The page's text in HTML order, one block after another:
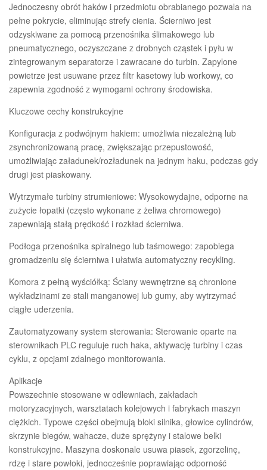
Jednoczesny obrót haków i przedmiotu obrabianego pozwala na
pełne pokrycie, eliminując strefy cienia. Ścierniwo jest
odzyskiwane za pomocą przenośnika ślimakowego lub
pneumatycznego, oczyszczane z drobnych cząstek i pyłu w
zintegrowanym separatorze i zawracane do turbin. Zapylone
powietrze jest usuwane przez filtr kasetowy lub workowy, co
zapewnia zgodność z wymogami ochrony środowiska.
Kluczowe cechy konstrukcyjne
Konfiguracja z podwójnym hakiem: umożliwia niezależną lub
zsynchronizowaną pracę, zwiększając przepustowość,
umożliwiając załadunek/rozładunek na jednym haku, podczas gdy
drugi jest piaskowany.
Wytrzymałe turbiny strumieniowe: Wysokowydajne, odporne na
zużycie łopatki (często wykonane z żeliwa chromowego)
zapewniają stałą prędkość i rozkład ścierniwa.
Podłoga przenośnika spiralnego lub taśmowego: zapobiega
gromadzeniu się ścierniwa i ułatwia automatyczny recykling.
Komora z pełną wyściółką: Ściany wewnętrzne są chronione
wykładzinami ze stali manganowej lub gumy, aby wytrzymać
ciągłe uderzenia.
Zautomatyzowany system sterowania: Sterowanie oparte na
sterownikach PLC reguluje ruch haka, aktywację turbiny i czas
cyklu, z opcjami zdalnego monitorowania.
Aplikacje
Powszechnie stosowane w odlewniach, zakładach
motoryzacyjnych, warsztatach kolejowych i fabrykach maszyn
ciężkich. Typowe części obejmują bloki silnika, głowice cylindrów,
skrzynie biegów, wahacze, duże sprężyny i stalowe belki
konstrukcyjne. Maszyna doskonale usuwa piasek, zgorzelinę,
rdzę i stare powłoki, jednocześnie poprawiając odporność